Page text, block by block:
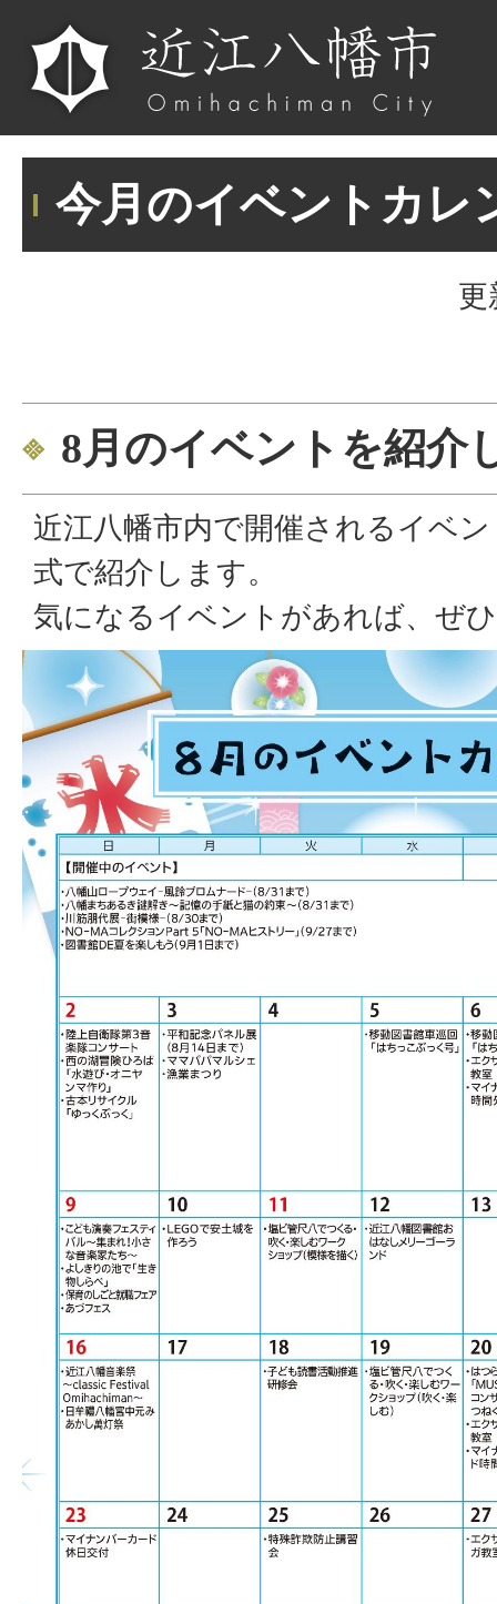
今月のイベントカレ
更
8月のイベントを紹介
近江八幡市内で開催されるイベ
式で紹介します。
気になるイベントがあれば、ぜ